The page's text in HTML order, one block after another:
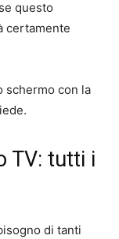
questo
certamente
schermo con la
TV: tutti i
di tanti